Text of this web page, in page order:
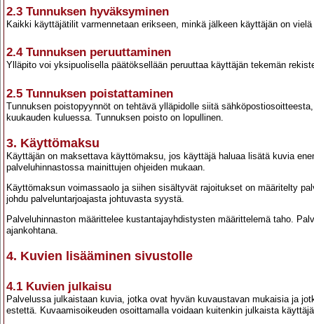
2.3 Tunnuksen hyväksyminen
Kaikki käyttäjätilit varmennetaan erikseen, minkä jälkeen käyttäjän on
2.4 Tunnuksen peruuttaminen
Ylläpito voi yksipuolisella päätöksellään peruuttaa käyttäjän tekemän
2.5 Tunnuksen poistattaminen
Tunnuksen poistopyynnöt on tehtävä ylläpidolle siitä
kuukauden kuluessa. Tunnuksen poisto on lopullinen.
3. Käyttömaksu
Käyttäjän on maksettava käyttömaksu, jos käyttäjä haluaa lisätä kuvia
palveluhinnastossa mainittujen ohjeiden mukaan.
Käyttömaksun voimassaolo ja siihen sisältyvät rajoitukset on määritelty
johdu palveluntarjoajasta johtuvasta syystä.
Palveluhinnaston määrittelee kustantajayhdistysten määrittelemä taho.
ajankohtana.
4. Kuvien lisääminen sivustolle
4.1 Kuvien julkaisu
Palvelussa julkaistaan kuvia, jotka ovat hyvän kuvaustavan mukaisia ja
estettä. Kuvaamisoikeuden osoittamalla voidaan kuitenkin julkaista